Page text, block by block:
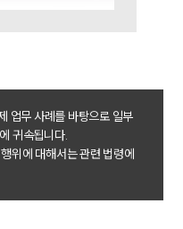
업무 사례를 바탕으로 일부
귀속됩니다.
위에 대해서는 관련 법령에